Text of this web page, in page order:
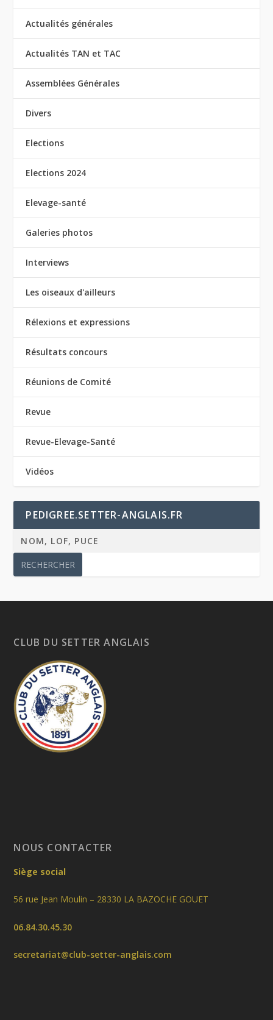
Actualités générales
Actualités TAN et TAC
Assemblées Générales
Divers
Elections
Elections 2024
Elevage-santé
Galeries photos
Interviews
Les oiseaux d'ailleurs
Rélexions et expressions
Résultats concours
Réunions de Comité
Revue
Revue-Elevage-Santé
Vidéos
PEDIGREE.SETTER-ANGLAIS.FR
CLUB DU SETTER ANGLAIS
NOUS CONTACTER
Siège social
56 rue Jean Moulin – 28330 LA BAZOCHE GOUET
06.84.30.45.30
secretariat@club-setter-anglais.com